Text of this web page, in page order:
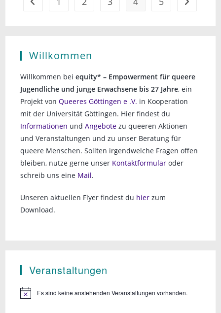
Willkommen
Willkommen beiequity* – Empowerment für queere
Jugendliche und junge Erwachsene bis 27 Jahre, ein
Projekt vonQueeres Göttingen e .V. in Kooperation
mit der Universität Göttingen. Hier findest du
Informationen undAngebote zu queeren Aktionen
und Veranstaltungen und zu unser Beratung für
queere Menschen. Sollten irgendwelche Fragen offen
bleiben, nutze gerne unser Kontaktformular oder
schreib uns eine Mail.
Unseren aktuellen Flyer findest du hier zum
Download.
Veranstaltungen
Es sind keine anstehenden Veranstaltungen vorhanden.